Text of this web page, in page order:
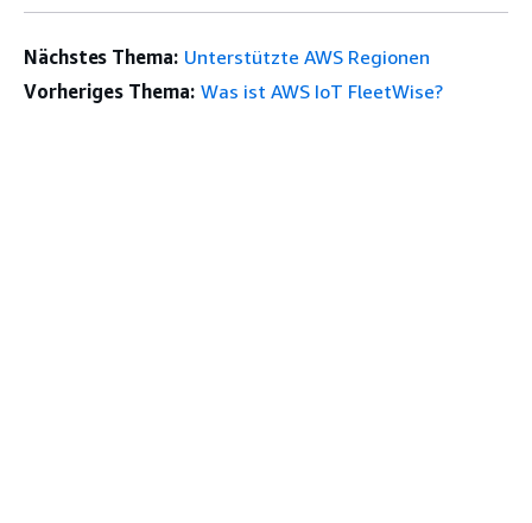
Nächstes Thema: Unterstützte AWS Regionen
Vorheriges Thema: Was ist AWS IoT FleetWise?